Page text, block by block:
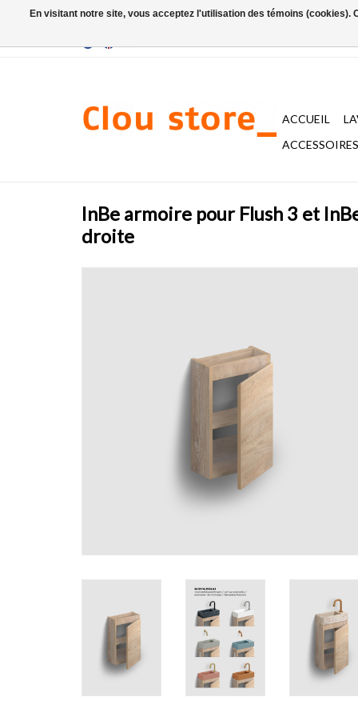
ACCUEIL
InBe armoire pour Flush 3 et
droite
En visitant notre site, vous acceptez l'utilisation des témoins